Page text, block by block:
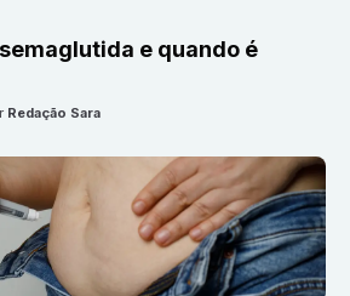
e quando é
Redação Sara